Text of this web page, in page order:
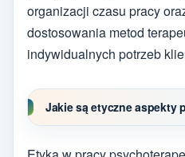
organizacji czasu pracy
dostosowania metod
indywidualnych potrzeb
Jakie są etyczne aspekty